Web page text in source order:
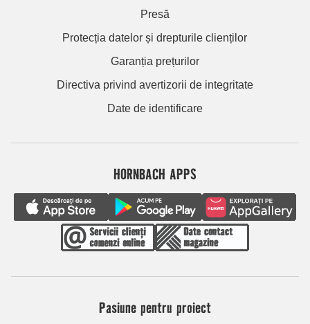
Presă
Protecția datelor și drepturile clienților
Garanția prețurilor
Directiva privind avertizorii de integritate
Date de identificare
HORNBACH APPS
Pasiune pentru proiect